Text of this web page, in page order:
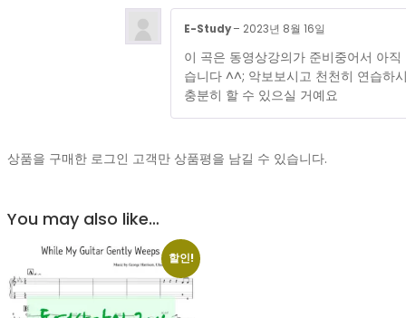
E-Study– 2023년 8월 16일
이 곡은 동영상강의가 준비중어서 아직
습니다 ^^; 악보보시고 천천히 연습하
충분히 할 수 있으실 거예요
상품을 구매한 로그인 고객만 상품평을 남길 수 있습니다.
You may also like…
할인!